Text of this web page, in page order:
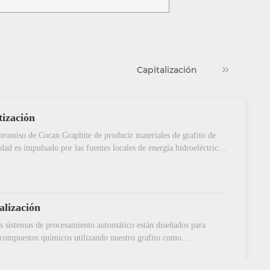
Capitalización
de Cocan Graphite de producir materiales de grafito de
es impulsado por las fuentes locales de energía hidroeléctrica
sistemas de procesamiento automático están diseñados para
químicos utilizando nuestro grafito como